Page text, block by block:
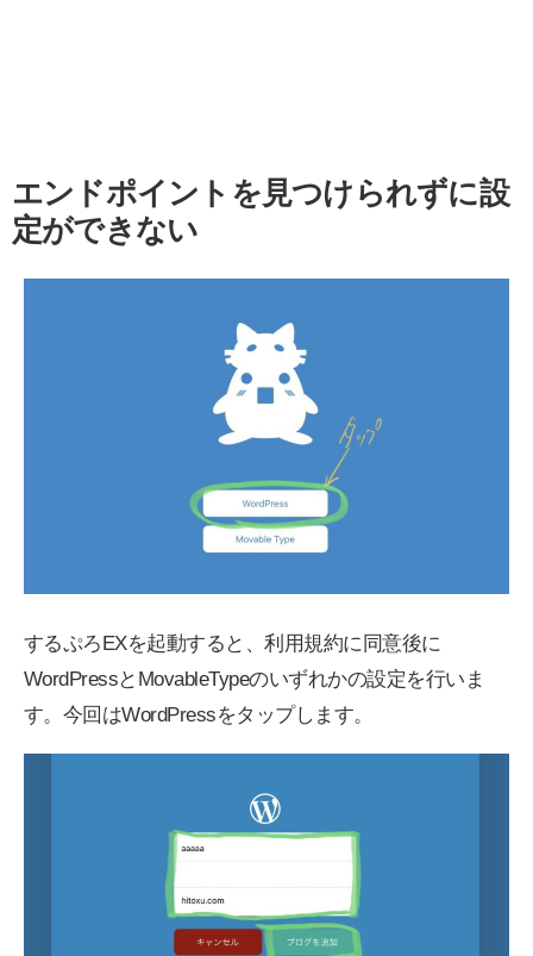
エンドポイントを見つけられずに設
定ができない
するぷろEXを起動すると、利用規約に同意後に
WordPressとMovableTypeのいずれかの設定を行いま
す。今回はWordPressをタップします。